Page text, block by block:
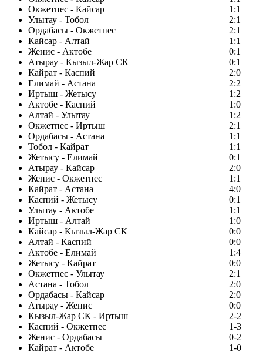
Окжетпес - Кайсар
1:1
Улытау - Тобол
2:1
Ордабасы - Окжетпес
2:1
Кайсар - Алтай
1:1
Женис - Актобе
0:1
Атырау - Кызыл-Жар СК
0:1
Кайрат - Каспий
2:0
Елимай - Астана
2:2
Иртыш - Жетысу
1:2
Актобе - Каспий
1:0
Алтай - Улытау
1:2
Окжетпес - Иртыш
2:1
Ордабасы - Астана
1:1
Тобол - Кайрат
1:1
Жетысу - Елимай
0:1
Атырау - Кайсар
2:0
Женис - Окжетпес
1:1
Кайрат - Астана
4:0
Каспий - Жетысу
0:1
Улытау - Актобе
1:1
Иртыш - Алтай
1:0
Кайсар - Кызыл-Жар СК
0:0
Алтай - Каспий
0:0
Актобе - Елимай
1:4
Жетысу - Кайрат
0:0
Окжетпес - Улытау
2:1
Астана - Тобол
2:0
Ордабасы - Кайсар
2:0
Атырау - Женис
0:0
Кызыл-Жар СК - Иртыш
2-2
Каспий - Окжетпес
1-3
Женис - Ордабасы
0-2
Кайрат - Актобе
1-0